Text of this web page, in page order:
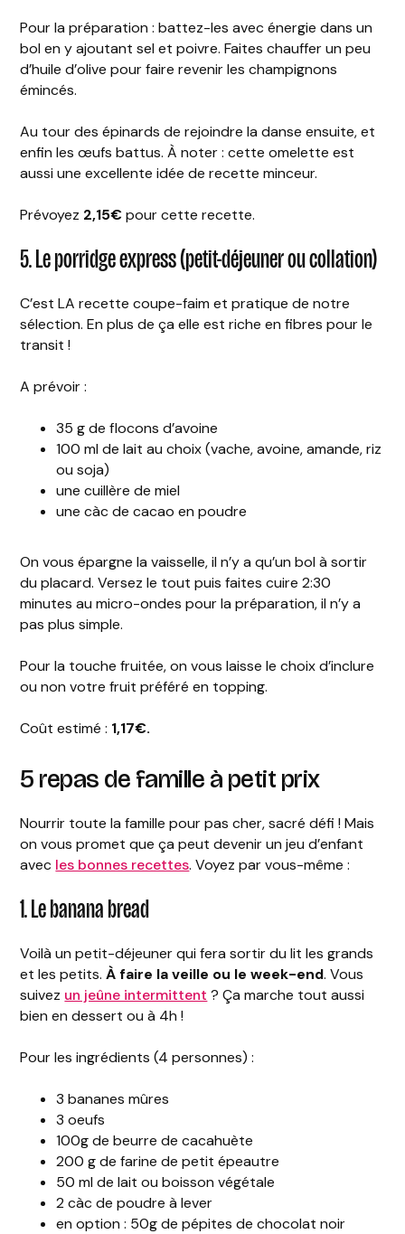
Pour la préparation : battez-les avec énergie dans un
bol en y ajoutant sel et poivre. Faites chauffer un peu
d’huile d’olive pour faire revenir les champignons
émincés.
Au tour des épinards de rejoindre la danse ensuite, et
enfin les œufs battus. À noter : cette omelette est
aussi une excellente idée de recette minceur.
Prévoyez 2,15€ pour cette recette.
5. Le porridge express (petit-déjeuner ou collation)
C’est LA recette coupe-faim et pratique de notre
sélection. En plus de ça elle est riche en fibres pour le
transit !
A prévoir :
35 g de flocons d’avoine
100 ml de lait au choix (vache, avoine, amande, riz
ou soja)
une cuillère de miel
une càc de cacao en poudre
On vous épargne la vaisselle, il n’y a qu’un bol à sortir
du placard. Versez le tout puis faites cuire 2:30
minutes au micro-ondes pour la préparation, il n’y a
pas plus simple.
Pour la touche fruitée, on vous laisse le choix d’inclure
ou non votre fruit préféré en topping.
Coût estimé : 1,17€.
5 repas de famille à petit prix
Nourrir toute la famille pour pas cher, sacré défi ! Mais
on vous promet que ça peut devenir un jeu d’enfant
avec les bonnes recettes. Voyez par vous-même :
1. Le banana bread
Voilà un petit-déjeuner qui fera sortir du lit les grands
et les petits.À faire la veille ou le week-end. Vous
suivez un jeûne intermittent ? Ça marche tout aussi
bien en dessert ou à 4h !
Pour les ingrédients (4 personnes) :
3 bananes mûres
3 oeufs
100g de beurre de cacahuète
200 g de farine de petit épeautre
50 ml de lait ou boisson végétale
2 càc de poudre à lever
en option : 50g de pépites de chocolat noir